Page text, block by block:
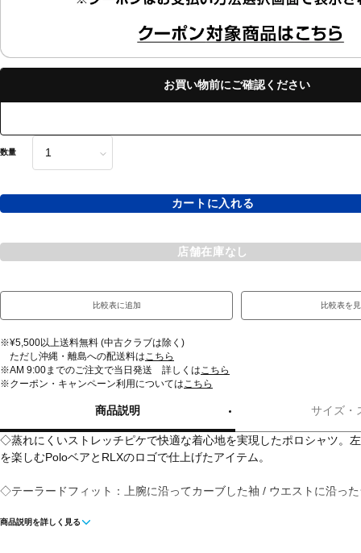
お買い物前にご確認ください
数量
カートに入れる
店舗在庫なし
比較表に追加 比較表を
※¥5,500以上送料無料 (中古クラブは除く)
ただし沖縄・離島への配送料は こちら
※AM 9:00までのご注文で当日発送 詳しくは こちら
※クーポン・キャンペーン利用については こちら
商品説明 サイズ・
◇蒸れにくいストレッチピケで快適な着心地を実現したポロシャツ。
を楽しむPoloベアとRLXのロゴで仕上げたアイテム。
◇テーラードフィット：上腕に沿ってカーブした袖 / ウエストに沿っ
◇リブのポロカラー / 3つボタンの前立て / コロゾボタン。
商品説明を詳しく見る